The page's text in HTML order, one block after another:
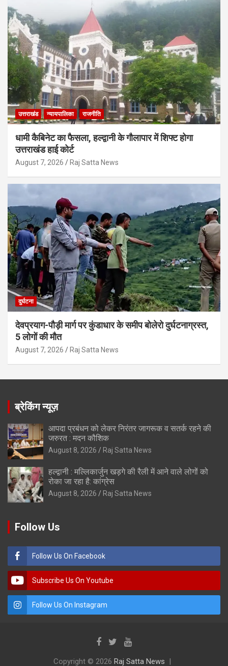
उत्तराखंड न्यायपालिका राजनीति
धामी कैबिनेट का फैसला, हल्द्वानी के गौलापार में शिफ्ट होगा
उत्तराखंड हाई कोर्ट
August 7, 2026 Raj Satta News
दुर्घटना
देवप्रयाग-पौड़ी मार्ग पर कुंडाधार के समीप बोलेरो दुर्घटनाग्रस्त,
5 लोगों की मौत
August 7, 2026 Raj Satta News
ब्रेकिंग न्यूज़
आपदा प्रबंधन को लेकर निरंतर जागरूक व सतर्क रहने की
जरुरत : मदन कौशिक
August 8, 2026 Raj Satta News
हल्द्वानी : मल्लिकार्जुन खड़गे की रैली में आने वाले लोगों को
रोका जा रहा है: कांग्रेस
August 8, 2026 Raj Satta News
Follow Us
Follow Us On Facebook
Subscribe Us On Youtube
Follow Us On Instagram
Copyright © 2026 Raj Satta News